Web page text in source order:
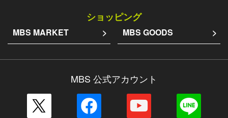
ショッピング
MBS MARKET MBS GOODS
MBS 公式アカウント